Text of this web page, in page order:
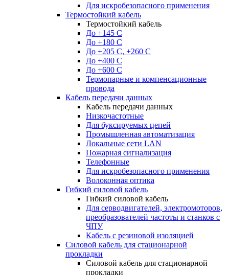
Для искробезопасного применения
Термостойкий кабель
Термостойкий кабель
До +145 С
До +180 C
До +205 С, +260 С
До +400 C
До +600 С
Термопарные и компенсационные
провода
Кабель передачи данных
Кабель передачи данных
Низкочастотные
Для буксируемых цепей
Промышленная автоматизация
Локальные сети LAN
Пожарная сигнализация
Телефонные
Для искробезопасного применения
Волоконная оптика
Гибкий силовой кабель
Гибкий силовой кабель
Для серводвигателей, электромоторов,
преобразователей частоты и станков с
ЧПУ
Кабель с резиновой изоляцией
Силовой кабель для стационарной
прокладки
Силовой кабель для стационарной
прокладки